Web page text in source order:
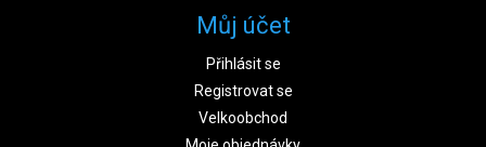
Můj účet
Přihlásit se
Registrovat se
Velkoobchod